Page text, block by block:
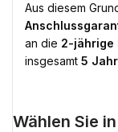
Aus diesem
an die 2-jährige
insgesamt 5
Wählen Sie